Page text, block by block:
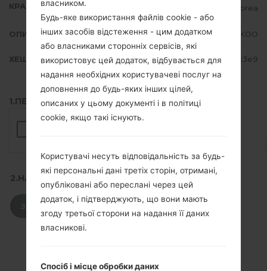
КРАЇНА Korea
ОПИС KOO
ХЕШ 43a2de835e1617c77fba64b1ca45c3e9
1.ПЕРЕВІРТИ НАЯВНІСТЬ RECAPTCHA
2.НАТИСНІТЬ, ЩОБ ЗАВАНТАЖИТИ
ЗАВАНТАЖИТИ
власником.
Будь-яке використання файлів cookie - або
інших засобів відстеження - цим додатком
або власниками сторонніх сервісів, які
використовує цей додаток, відбувається для
надання необхідних користувачеві послуг на
доповнення до будь-яких інших цілей,
описаних у цьому документі і в політиці
cookie, якщо такі існують.
Користувачі несуть відповідальність за будь-
які персональні дані третіх сторін, отримані,
опубліковані або переслані через цей
додаток, і підтверджують, що вони мають
згоду третьої сторони на надання її даних
власникові.
Спосіб і місце обробки даних